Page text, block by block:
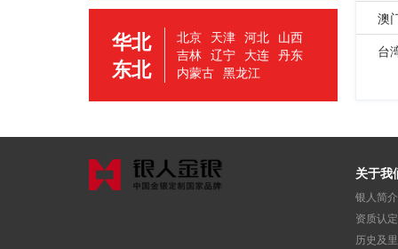
华北
东北
北京 天津 河北 山西
吉林 辽宁 大连 丹东
内蒙古 黑龙江
澳
台
关于我
银人简介
资质认定
历史及